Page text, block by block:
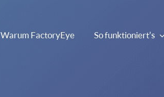
Warum FactoryEye So funktioniert’s